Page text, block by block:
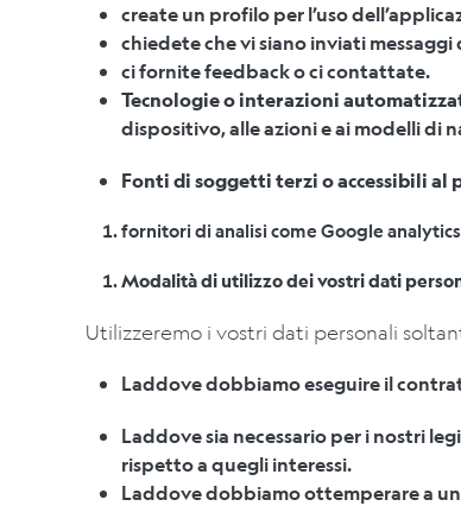
create un profilo per l’uso
chiedete che vi siano inviati
ci fornite feedback o ci contattate.
Tecnologie o interazioni
dispositivo, alle azioni e ai modelli di
Fonti di soggetti terzi o accessibili al
fornitori di analisi come Google
Modalità di utilizzo dei vostri dati
Utilizzeremo i vostri dati personali
Laddove dobbiamo eseguire il
Laddove sia necessario per i nostri
rispetto a quegli interessi.
Laddove dobbiamo ottemperare a